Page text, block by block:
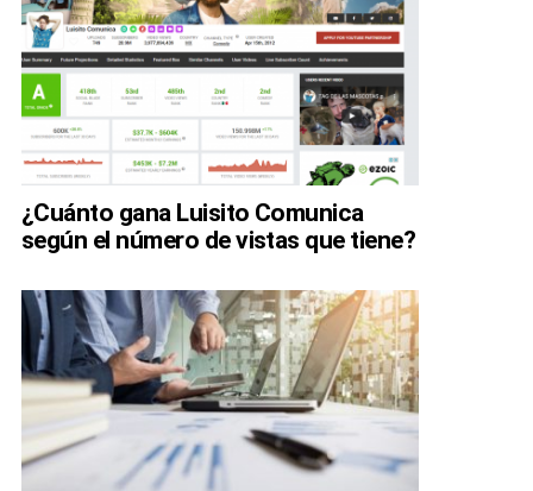
¿Cuánto gana Luisito Comunica
según el número de vistas que tiene?